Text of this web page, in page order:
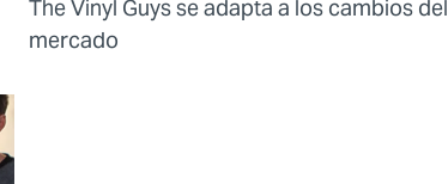
The Vinyl Guys se adapta a los cambios del
mercado